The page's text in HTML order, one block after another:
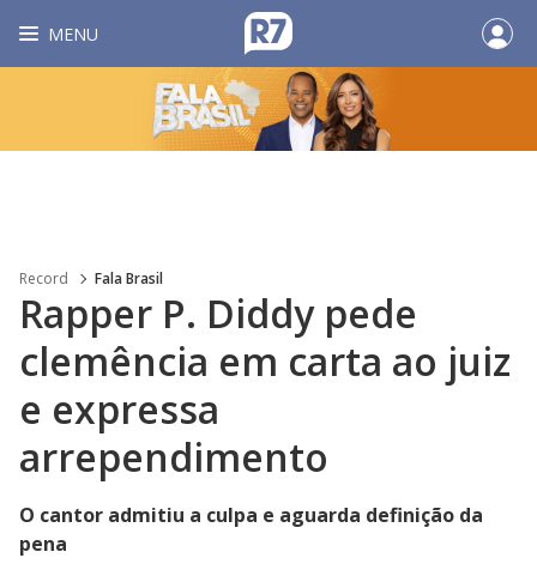
MENU
Record Fala Brasil
Rapper P. Diddy pede
clemência em carta ao juiz
e expressa
arrependimento
O cantor admitiu a culpa e aguarda definição da
pena